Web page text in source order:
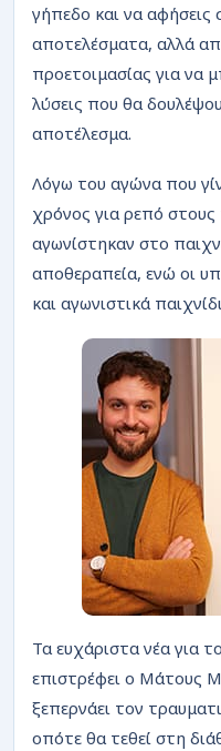
γήπεδο και να
αποτελέσματα, αλλά
προετοιμασίας για να
λύσεις που θα
αποτέλεσμα.
Λόγω του αγώνα που
χρόνος για ρεπό
αγωνίστηκαν στο
αποθεραπεία, ενώ οι
και αγωνιστικά
Τα ευχάριστα νέα για
επιστρέφει ο Μάτους
ξεπερνάει τον
οπότε θα τεθεί στη